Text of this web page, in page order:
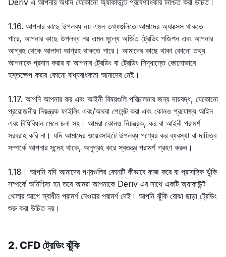
Deriv এ আপনার অধীন যেকোনো অ্যাকাউন্টে প্রবেশাধিকার নিশ্চিত করা উচিত।
1.16. আপনার কাছে উপলব্ধ নয় এমন তথ্যগুলিতে আমাদের অ্যাক্সেস থাকতে
পারে, আপনার কাছে উপলব্ধ নয় এমন মূল্যে অর্জিত ট্রেডিং পজিশন এবং আপনার
আগ্রহ থেকে আলাদা আগ্রহ থাকতে পারে। আমাদের কাছে থাকা কোনো তথ্য
আপনাকে প্রদান করার বা আপনার ট্রেডিং বা ট্রেডিং সিদ্ধান্তে কোনোভাবে
হস্তক্ষেপ করার কোনো বাধ্যবাধকতা আমাদের নেই।
1.17. আপনি আপনার কর এবং আইনী বিষয়গুলি পরিচালনার জন্য দায়বদ্ধ, যেকোনো
প্রয়োজনীয় নিয়ন্ত্রক ফাইলিং এবং/অথবা পেমেন্ট করা এবং কোনও প্রযোজ্য আইন
এবং বিধিবিধান মেনে চলা সহ। আমরা কোনও নিয়ন্ত্রক, কর বা আইনী পরামর্শ
সরবরাহ করি না। যদি আমাদের ওয়েবসাইটে উপলব্ধ পণ্যের কর ব্যবস্থা বা দায়িত্ব
সম্পর্কে আপনার সন্দেহ থাকে, অনুগ্রহ করে স্বতন্ত্র পরামর্শ গ্রহণ করুন।
1.18। আপনি যদি আমাদের পণ্যগুলির কোনটি কীভাবে কাজ করে বা প্রাসঙ্গিক ঝুঁকি
সম্পর্কে অনিশ্চিত হন তবে আমরা আপনাকে Deriv এর সাথে একটি অ্যাকাউন্ট
খোলার আগে স্বাধীন পরামর্শ নেওয়ার পরামর্শ দেই। আপনি ঝুঁকি বোঝা ছাড়া ট্রেডিং
শুরু করা উচিত নয়।
2. CFD ট্রেডিং ঝুঁকি